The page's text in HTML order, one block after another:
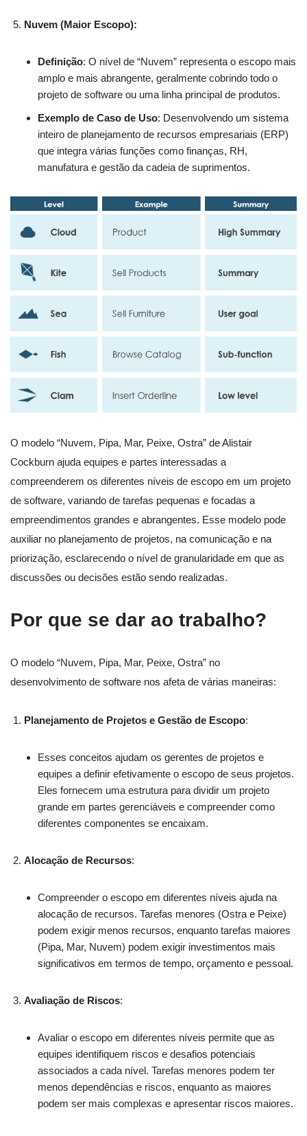
Nuvem (Maior Escopo):
Definição: O nível de “Nuvem” representa o escopo mais
amplo e mais abrangente, geralmente cobrindo todo o
projeto de software ou uma linha principal de produtos.
Exemplo de Caso de Uso: Desenvolvendo um sistema
inteiro de planejamento de recursos empresariais (ERP)
que integra várias funções como finanças, RH,
manufatura e gestão da cadeia de suprimentos.
O modelo “Nuvem, Pipa, Mar, Peixe, Ostra” de Alistair
Cockburn ajuda equipes e partes interessadas a
compreenderem os diferentes níveis de escopo em um projeto
de software, variando de tarefas pequenas e focadas a
empreendimentos grandes e abrangentes. Esse modelo pode
auxiliar no planejamento de projetos, na comunicação e na
priorização, esclarecendo o nível de granularidade em que as
discussões ou decisões estão sendo realizadas.
Por que se dar ao trabalho?
O modelo “Nuvem, Pipa, Mar, Peixe, Ostra” no
desenvolvimento de software nos afeta de várias maneiras:
Planejamento de Projetos e Gestão de Escopo:
Esses conceitos ajudam os gerentes de projetos e
equipes a definir efetivamente o escopo de seus projetos.
Eles fornecem uma estrutura para dividir um projeto
grande em partes gerenciáveis e compreender como
diferentes componentes se encaixam.
Alocação de Recursos:
Compreender o escopo em diferentes níveis ajuda na
alocação de recursos. Tarefas menores (Ostra e Peixe)
podem exigir menos recursos, enquanto tarefas maiores
(Pipa, Mar, Nuvem) podem exigir investimentos mais
significativos em termos de tempo, orçamento e pessoal.
Avaliação de Riscos:
Avaliar o escopo em diferentes níveis permite que as
equipes identifiquem riscos e desafios potenciais
associados a cada nível. Tarefas menores podem ter
menos dependências e riscos, enquanto as maiores
podem ser mais complexas e apresentar riscos maiores.